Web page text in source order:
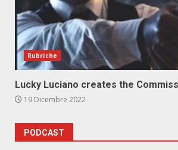
Rubriche
Lucky Luciano creates the
19 Dicembre 2022
PODCAST